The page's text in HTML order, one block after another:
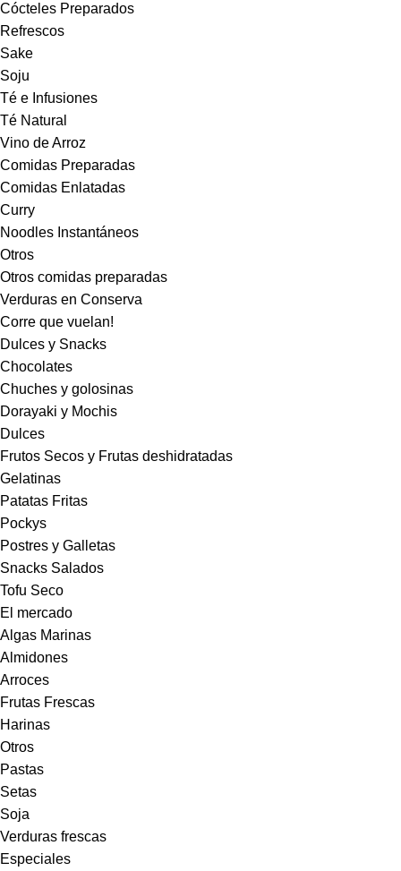
Cócteles Preparados
Refrescos
Sake
Soju
Té e Infusiones
Té Natural
Vino de Arroz
Comidas Preparadas
Comidas Enlatadas
Curry
Noodles Instantáneos
Otros
Otros comidas preparadas
Verduras en Conserva
Corre que vuelan!
Dulces y Snacks
Chocolates
Chuches y golosinas
Dorayaki y Mochis
Dulces
Frutos Secos y Frutas deshidratadas
Gelatinas
Patatas Fritas
Pockys
Postres y Galletas
Snacks Salados
Tofu Seco
El mercado
Algas Marinas
Almidones
Arroces
Frutas Frescas
Harinas
Otros
Pastas
Setas
Soja
Verduras frescas
Especiales